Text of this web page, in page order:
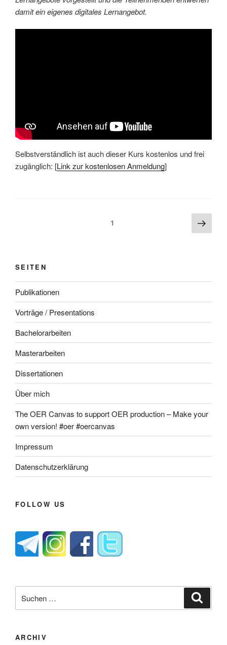
damit ein eigenes digitales Lernangebot.
Selbstverständlich ist auch dieser Kurs kostenlos und frei
zugänglich: [Link zur kostenlosen Anmeldung]
1
Seite
SEITEN
Publikationen
Vorträge / Presentations
Bachelorarbeiten
Masterarbeiten
Dissertationen
Über mich
The OER Canvas to support OER production – Make your
own version! #oer #oercanvas
Impressum
Datenschutzerklärung
FOLLOW US
nach:
ARCHIV